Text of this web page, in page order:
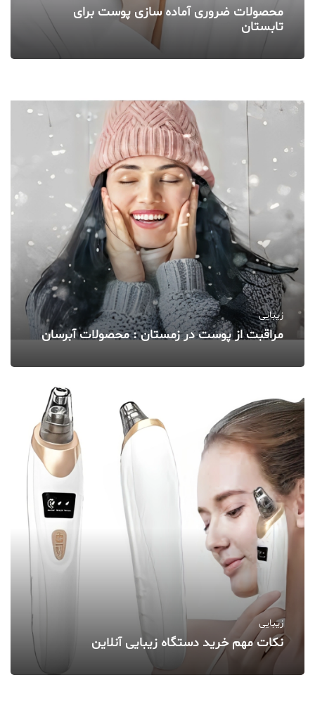
محصولات ضروری آماده‌ سازی پوست برای
تابستان
زیبایی
مراقبت از پوست در زمستان : محصولات آبرسان
زیبایی
نکات مهم خرید دستگاه زیبایی آنلاین